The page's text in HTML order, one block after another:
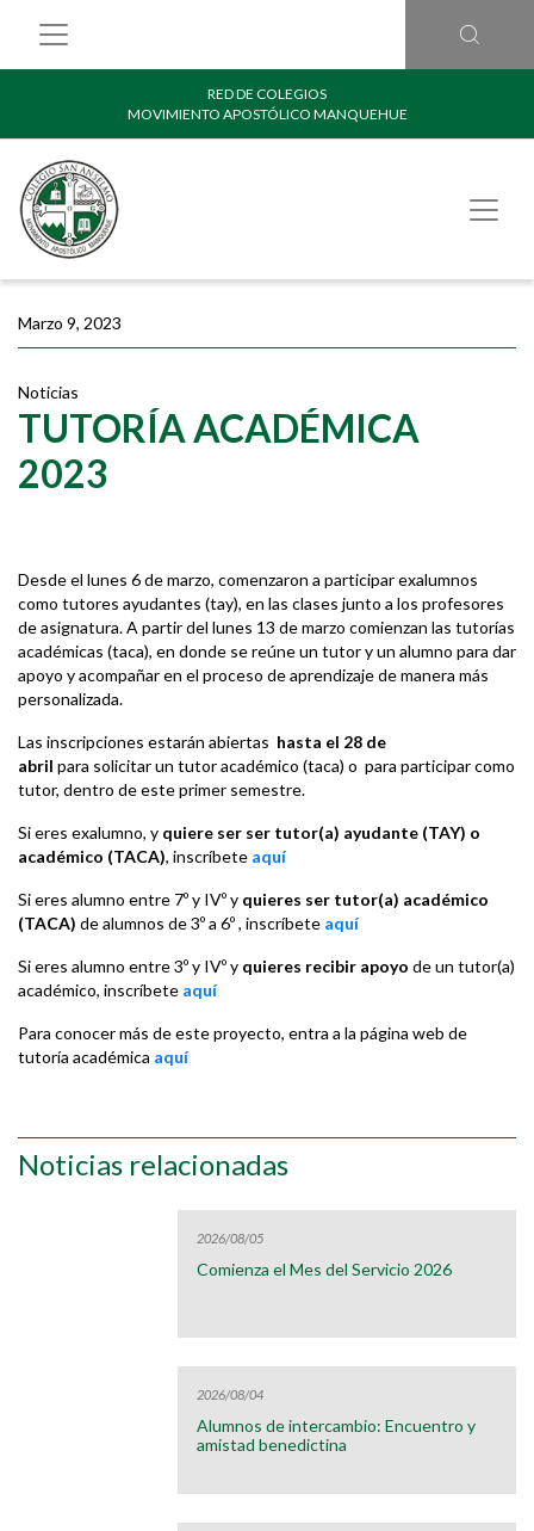
RED DE COLEGIOS
MOVIMIENTO APOSTÓLICO MANQUEHUE
Marzo 9, 2023
Noticias
TUTORÍA ACADÉMICA
2023
Desde el lunes 6 de marzo, comenzaron a participar exalumnos
como tutores ayudantes (tay), en las clases junto a los profesores
de asignatura. A partir del lunes 13 de marzo comienzan las tutorías
académicas (taca), en donde se reúne un tutor y un alumno para dar
apoyo y acompañar en el proceso de aprendizaje de manera más
personalizada.
Las inscripciones estarán abiertas hasta el 28 de
abril para solicitar un tutor académico (taca) o para participar como
tutor, dentro de este primer semestre.
Si eres exalumno, y quiere ser ser tutor(a) ayudante (TAY) o
académico (TACA), inscríbete aquí
Si eres alumno entre 7º y IVº y quieres ser tutor(a) académico
(TACA) de alumnos de 3º a 6º , inscríbete aquí
Si eres alumno entre 3º y IVº y quieres recibir apoyo de un tutor(a)
académico, inscríbete aquí
Para conocer más de este proyecto, entra a la página web de
tutoría académica aquí
Noticias relacionadas
2026/08/05
Comienza el Mes del Servicio 2026
2026/08/04
Alumnos de intercambio: Encuentro y
amistad benedictina